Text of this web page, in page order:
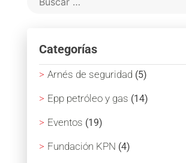
Categorías
Arnés de seguridad (5)
Epp petróleo y gas (14)
Eventos (19)
Fundación KPN (4)